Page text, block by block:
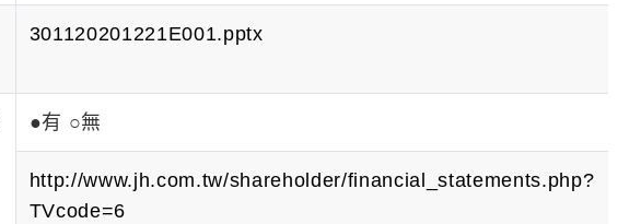
301120201221E001.pptx
●有 ○無
http://www.jh.com.tw/shareholder/financial_statements.php?
TVcode=6